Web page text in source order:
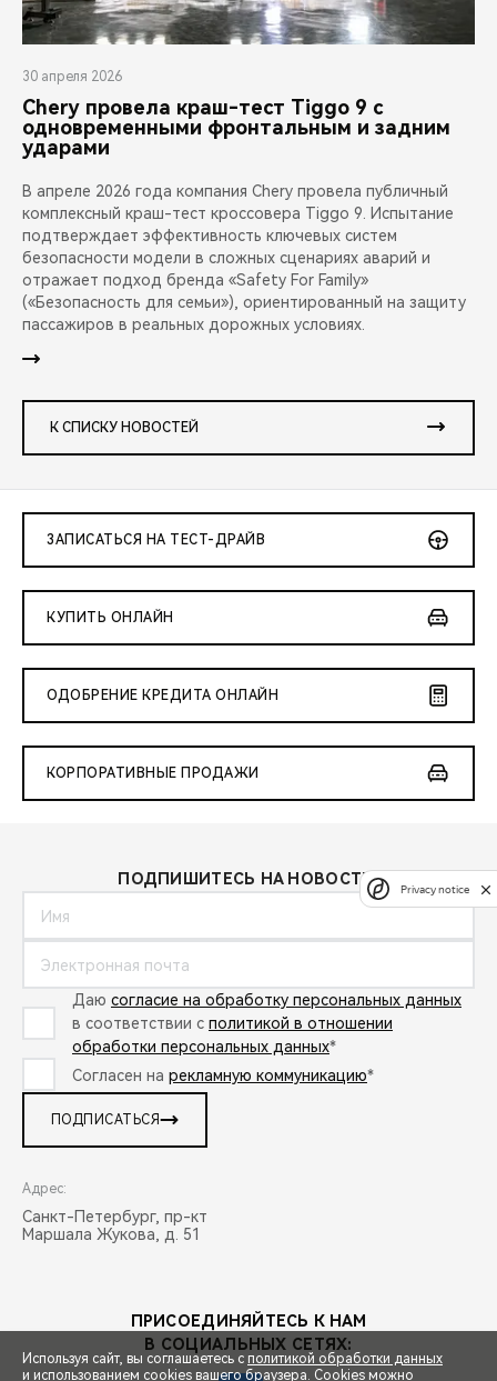
30 апреля 2026
Chery провела краш-тест Tiggo 9 с
одновременными фронтальным и задним
ударами
В апреле 2026 года компания Chery провела публичный
комплексный краш-тест кроссовера Tiggo 9. Испытание
подтверждает эффективность ключевых систем
безопасности модели в сложных сценариях аварий и
отражает подход бренда «Safety For Family»
(«Безопасность для семьи»), ориентированный на защиту
пассажиров в реальных дорожных условиях.
К СПИСКУ НОВОСТЕЙ
ЗАПИСАТЬСЯ НА ТЕСТ-ДРАЙВ
КУПИТЬ ОНЛАЙН
ОДОБРЕНИЕ КРЕДИТА ОНЛАЙН
КОРПОРАТИВНЫЕ ПРОДАЖИ
ПОДПИШИТЕСЬ НА НОВОСТИ:
Даю согласие на обработку персональных данных
в соответствии с политикой в отношении
обработки персональных данных*
Согласен на рекламную коммуникацию*
ПОДПИСАТЬСЯ
Адрес:
Санкт-Петербург, пр-кт
Маршала Жукова, д. 51
ПРИСОЕДИНЯЙТЕСЬ К НАМ
В СОЦИАЛЬНЫХ СЕТЯХ:
Используя сайт, вы соглашаетесь с политикой обработки данных
и использованием cookies вашего браузера. Cookies можно
Privacy notice